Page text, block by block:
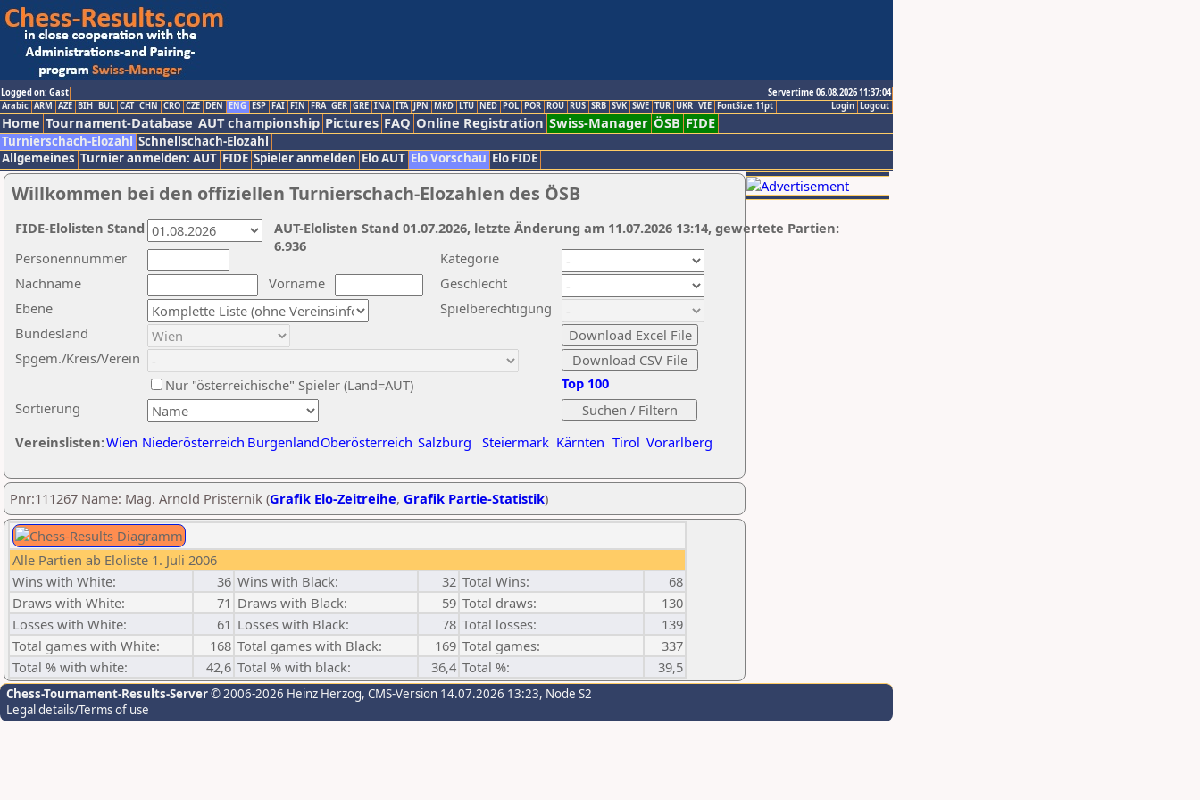
Logged on: Gast
Servertime 06.08.2026 11:37:04
Logout
Login
Arabic ARM AZE BIH BUL CAT CHN CRO CZE DEN ENG ESP FAI FIN FRA GER GRE INA ITA JPN MKD LTU NED POL POR ROU RUS SRB SVK SWE TUR UKR VIE FontSize:11pt
Home Tournament-Database AUT championship Pictures FAQ Online Registration Swiss-Manager ÖSB FIDE
Turnierschach-Elozahl Schnellschach-Elozahl
Allgemeines Turnier anmelden: AUT FIDE Spieler anmelden Elo AUT Elo Vorschau Elo FIDE
Willkommen bei den offiziellen Turnierschach-Elozahlen des ÖSB
Nachname
Vorname
Ebene
Kategorie
Sortierung
Personennummer
Bundesland
Spgem./Kreis/Verein
Geschlecht
Nur "österreichische" Spieler (Land=AUT)
Spielberechtigung
Vereinslisten:Wien Niederösterreich BurgenlandOberösterreich Salzburg Steiermark Kärnten Tirol Vorarlberg
Top 100
AUT-Elolisten Stand 01.07.2026, letzte Änderung am 11.07.2026 13:14, gewertete Partien:
6.936
FIDE-Elolisten Stand
Pnr:111267 Name: Mag. Arnold Pristernik (Grafik Elo-Zeitreihe, Grafik Partie-Statistik)
Alle Partien ab Eloliste 1. Juli 2006
Wins with White:
36 Wins with Black: 32 Total Wins:
68
Draws with White:
71 Draws with Black: 59 Total draws:
130
Losses with White:
61 Losses with Black: 78 Total losses:
139
Total games with White:
168 Total games with Black: 169 Total games:
337
Total % with white:
42,6 Total % with black: 36,4 Total %: 39,5
Chess-Tournament-Results-Server© 2006-2026 Heinz Herzog, CMS-Version 14.07.2026 13:23, Node S2
Legal details/Terms of use